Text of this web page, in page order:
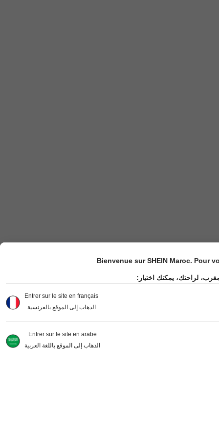
Bienvenue sur SHEIN Maroc. Pour
لراحتك، يمكنك اختيار:
Entrer sur le site en français
الذهاب إلى الموقع بالفرنسية
Entrer sur le site en arabe
الذهاب إلى الموقع باللغة العربية